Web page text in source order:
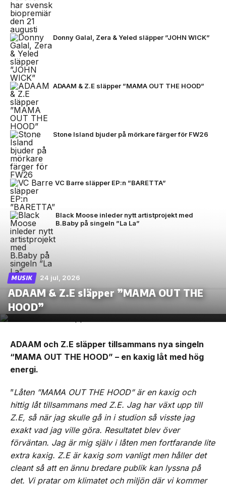
Donny Galal, Zera & Yeled släpper ”JOHN WICK”
ADAAM & Z.E släpper ”MAMA OUT THE HOOD”
Stone Island bjuder på mörkare färger för FW26
VC Barre släpper EP:n ”BARETTA”
Black Moose inleder nytt artistprojekt med
B.Baby på singeln ”La La”
MUSIK 24 jul, 2026
ADAAM & Z.E släpper ”MAMA OUT THE
HOOD”
ADAAM och Z.E släpper tillsammans nya singeln
“MAMA OUT THE HOOD” – en kaxig låt med hög
energi.
”Låten ”MAMA OUT THE HOOD” är en kaxig och
hittig låt tillsammans med Z.E. Jag har växt upp till
Z.E, så när jag skulle gå in i studion så visste jag
exakt vad jag ville göra. Resultatet blev över
förväntan. Jag är mig själv i låten men fortfarande lite
extra kaxig. Z.E är kaxig som vanligt men håller det
cleant så att en ännu bredare publik kan lyssna på
det. Vi pratar om klimatet och miljön där vi kommer